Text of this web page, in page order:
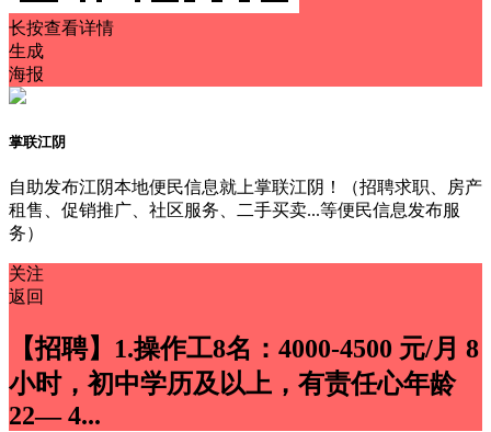
长按查看详情
生成
海报
掌联江阴
自助发布江阴本地便民信息就上掌联江阴！（招聘求职、房产
租售、促销推广、社区服务、二手买卖...等便民信息发布服
务）
关注
返回
【招聘】1.操作工8名：4000-4500 元/月 8
小时，初中学历及以上，有责任心年龄
22— 4...